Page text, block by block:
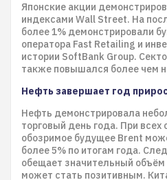
Японские акции
индексами Wall Street. На
более 1% демонстрировали
оператора Fast Retailing и
истории SoftBank Group.
также повышался более чем
Нефть завершает год
Нефть демонстрировала
торговый день года. При всех
обозримое будущее Brent
более 5% по итогам года.
обещает значительный
может стать позитивным.